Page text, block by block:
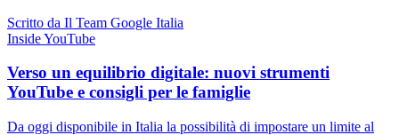
Scritto da Il Team Google Italia
Inside YouTube
Verso un equilibrio digitale: nuovi strumenti
YouTube e consigli per le famiglie
Da oggi disponibile in Italia la possibilità di impostare un limite al